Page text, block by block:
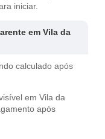
iniciar.
em Vila da
calculado após
em Vila da
após